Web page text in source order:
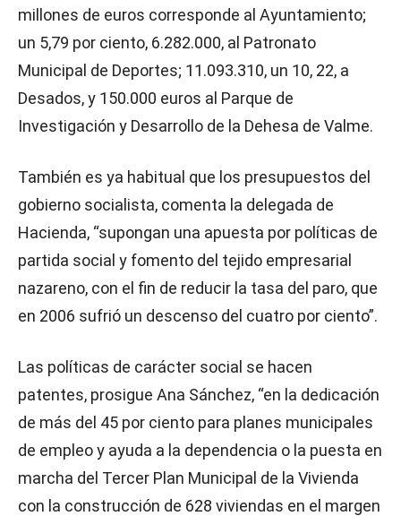
millones de euros corresponde al Ayuntamiento;
un 5,79 por ciento, 6.282.000, al Patronato
Municipal de Deportes; 11.093.310, un 10, 22, a
Desados, y 150.000 euros al Parque de
Investigación y Desarrollo de la Dehesa de Valme.
También es ya habitual que los presupuestos del
gobierno socialista, comenta la delegada de
Hacienda, “supongan una apuesta por políticas de
partida social y fomento del tejido empresarial
nazareno, con el fin de reducir la tasa del paro, que
en 2006 sufrió un descenso del cuatro por ciento”.
Las políticas de carácter social se hacen
patentes, prosigue Ana Sánchez, “en la dedicación
de más del 45 por ciento para planes municipales
de empleo y ayuda a la dependencia o la puesta en
marcha del Tercer Plan Municipal de la Vivienda
con la construcción de 628 viviendas en el margen